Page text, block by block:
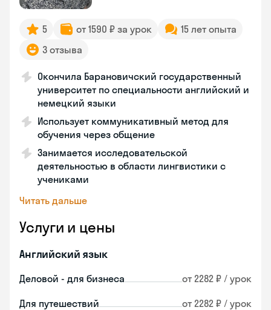
5 от 1590 ₽ за урок
15 лет опыта
3 отзыва
Окончила Барановичский государственный
университет по специальности английский и
немецкий языки
Использует коммуникативный метод для
обучения через общение
Занимается исследовательской
деятельностью в области лингвистики с
учениками
Читать дальше
Услуги и цены
Английский язык
Деловой - для бизнеса от 2282 ₽ / урок
Для путешествий от 2282 ₽ / урок